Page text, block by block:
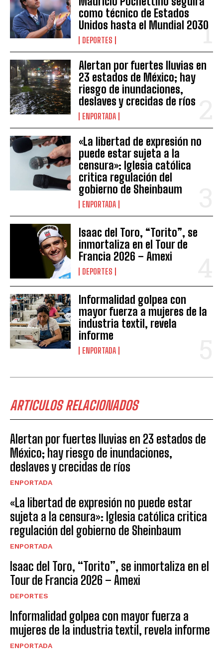
como técnico de Estados
Unidos hasta el Mundial 2030
DEPORTES
Alertan por fuertes lluvias en
23 estados de México; hay
riesgo de inundaciones,
deslaves y crecidas de ríos
ENPORTADA
«La libertad de expresión no
puede estar sujeta a la
censura»: Iglesia católica
critica regulación del
gobierno de Sheinbaum
ENPORTADA
Isaac del Toro, “Torito”, se
inmortaliza en el Tour de
Francia 2026 – Amexi
DEPORTES
Informalidad golpea con
mayor fuerza a mujeres de la
industria textil, revela
informe
ENPORTADA
ARTICULOS RELACIONADOS
Alertan por fuertes lluvias en 23 estados de
México; hay riesgo de inundaciones,
deslaves y crecidas de ríos
ENPORTADA
«La libertad de expresión no puede estar
sujeta a la censura»: Iglesia católica critica
regulación del gobierno de Sheinbaum
ENPORTADA
Isaac del Toro, “Torito”, se inmortaliza en el
Tour de Francia 2026 – Amexi
DEPORTES
Informalidad golpea con mayor fuerza a
mujeres de la industria textil, revela informe
ENPORTADA